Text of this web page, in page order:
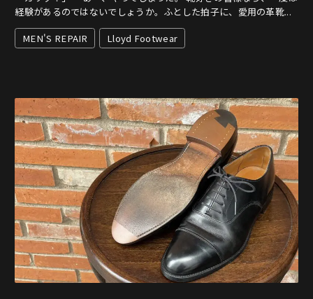
経験があるのではないでしょうか。ふとした拍子に、愛用の革靴...
MEN'S REPAIR Lloyd Footwear